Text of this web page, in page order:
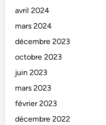
avril 2024
mars 2024
décembre 2023
octobre 2023
juin 2023
mars 2023
février 2023
décembre 2022